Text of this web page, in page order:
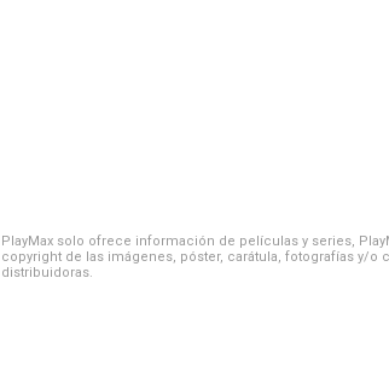
PlayMax solo ofrece información de películas y series,
copyright de las imágenes, póster, carátula, fotografías y/
distribuidoras.